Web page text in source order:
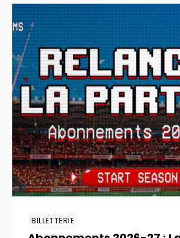
BILLETTERIE